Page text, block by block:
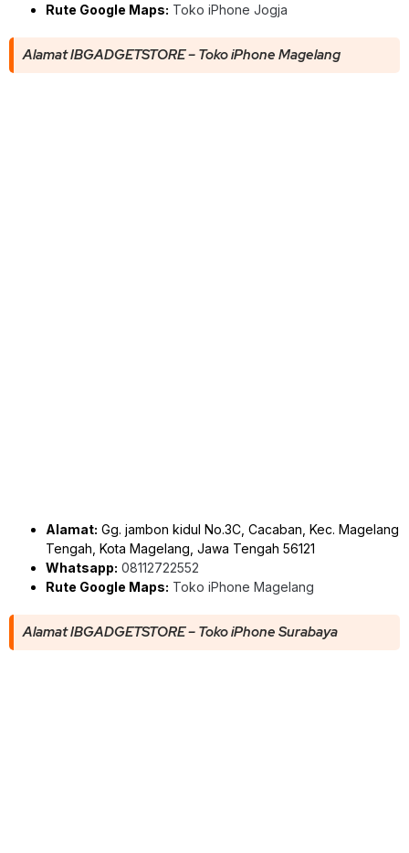
Rute Google Maps: Toko iPhone Jogja
Alamat IBGADGETSTORE – Toko iPhone Magelang
Alamat: Gg. jambon kidul No.3C, Cacaban, Kec. Magelang
Tengah, Kota Magelang, Jawa Tengah 56121
Whatsapp: 08112722552
Rute Google Maps: Toko iPhone Magelang
Alamat IBGADGETSTORE – Toko iPhone Surabaya